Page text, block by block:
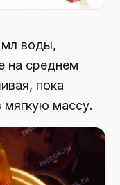
воды,
на среднем
пока
мягкую массу.